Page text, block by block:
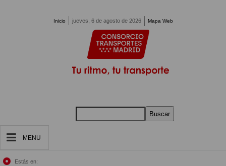
Inicio jueves, 6 de agosto de 2026 Mapa Web
Buscar
MENU
Estás en: